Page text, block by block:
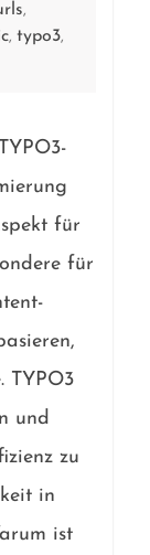
,
,typo3,
für
für
TYPO3
und
zu
in
ist